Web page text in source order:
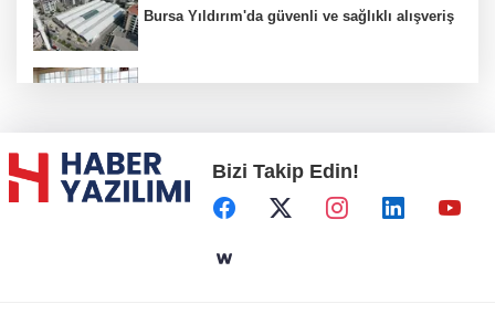
Bursa Yıldırım'da güvenli ve sağlıklı alışveriş
Başkent'in göletlerinde temizlik ve bakım
sürüyor
Bizi Takip Edin!